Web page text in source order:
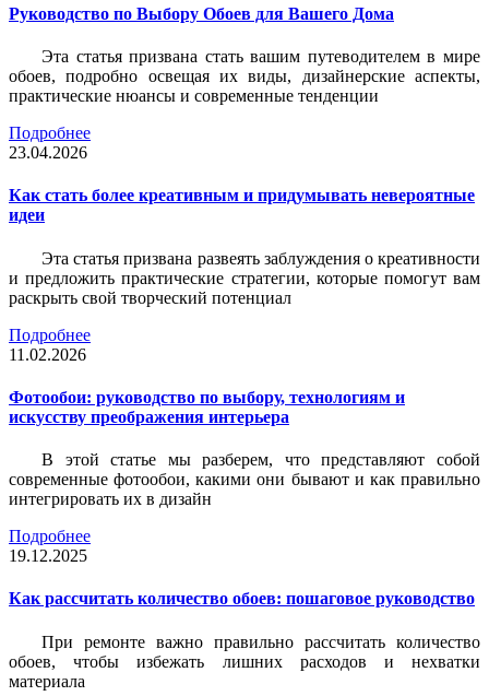
Руководство по Выбору Обоев для Вашего Дома
Эта статья призвана стать вашим путеводителем в мире
обоев, подробно освещая их виды, дизайнерские аспекты,
практические нюансы и современные тенденции
Подробнее
23.04.2026
Как стать более креативным и придумывать невероятные
идеи
Эта статья призвана развеять заблуждения о креативности
и предложить практические стратегии, которые помогут вам
раскрыть свой творческий потенциал
Подробнее
11.02.2026
Фотообои: руководство по выбору, технологиям и
искусству преображения интерьера
В этой статье мы разберем, что представляют собой
современные фотообои, какими они бывают и как правильно
интегрировать их в дизайн
Подробнее
19.12.2025
Как рассчитать количество обоев: пошаговое руководство
При ремонте важно правильно рассчитать количество
обоев, чтобы избежать лишних расходов и нехватки
материала